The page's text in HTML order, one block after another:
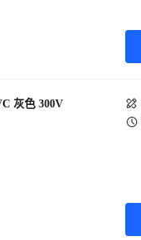
灰色 300V